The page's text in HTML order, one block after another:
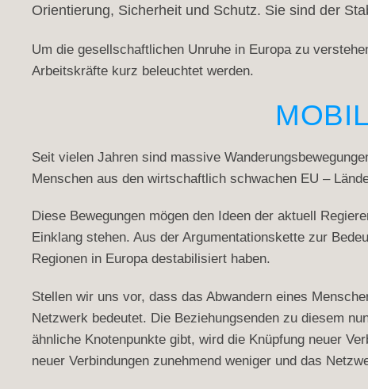
Orientierung, Sicherheit und Schutz. Sie sind der
Um die gesellschaftlichen Unruhe in Europa zu
Arbeitskräfte kurz beleuchtet werden.
Seit vielen Jahren sind massive
Menschen aus den wirtschaftlich schwachen EU –
Diese Bewegungen mögen den Ideen der aktuell
Einklang stehen. Aus der Argumentationskette zur
Regionen in Europa destabilisiert haben.
Stellen wir uns vor, dass das Abwandern eines
Netzwerk bedeutet. Die Beziehungsenden zu diesem
ähnliche Knotenpunkte gibt, wird die Knüpfung neuer
neuer Verbindungen zunehmend weniger und das